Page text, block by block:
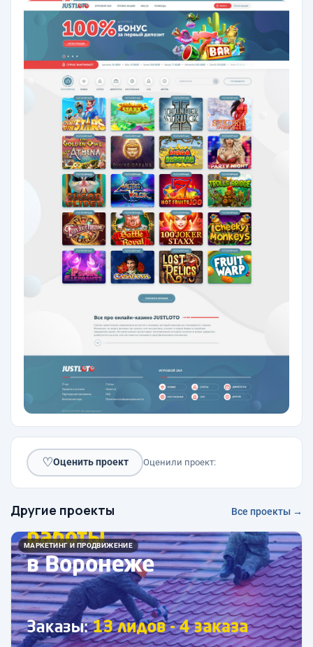
♡Оценить проект Оценили проект:
Другие проекты Все проекты →
МАРКЕТИНГ И ПРОДВИЖЕНИЕ